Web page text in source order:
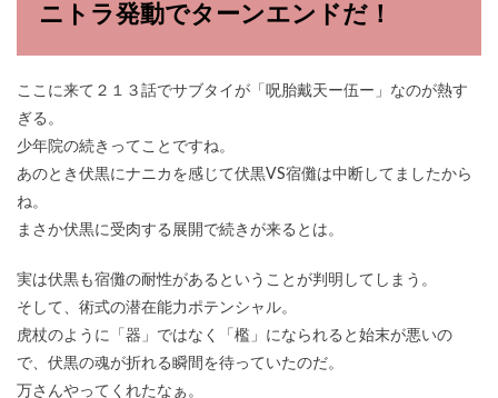
ニトラ発動でターンエンドだ！
ここに来て２１３話でサブタイが「呪胎戴天ー伍ー」なのが熱す
ぎる。
少年院の続きってことですね。
あのとき伏黒にナニカを感じて伏黒VS宿儺は中断してましたから
ね。
まさか伏黒に受肉する展開で続きが来るとは。
実は伏黒も宿儺の耐性があるということが判明してしまう。
そして、術式の潜在能力ポテンシャル。
虎杖のように「器」ではなく「檻」になられると始末が悪いの
で、伏黒の魂が折れる瞬間を待っていたのだ。
万さんやってくれたなぁ。